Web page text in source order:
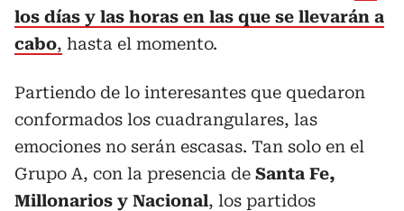
los días y las horas en las que se llevarán a
cabo, hasta el momento.
Partiendo de lo interesantes que quedaron
conformados los cuadrangulares, las
emociones no serán escasas. Tan solo en el
Grupo A, con la presencia de Santa Fe,
Millonarios y Nacional, los partidos